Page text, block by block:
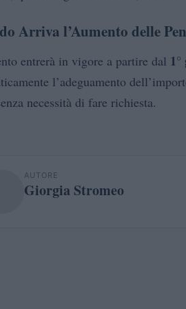
Arriva l’Aumento delle
entrerà in vigore a partire dal
l’adeguamento
necessità di fare richiesta.
AUTORE
Giorgia Stromeo